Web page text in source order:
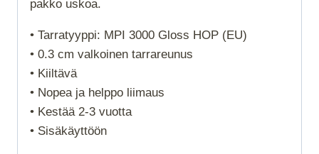
pakko uskoa.
• Tarratyyppi: MPI 3000 Gloss HOP (EU)
• 0.3 cm valkoinen tarrareunus
• Kiiltävä
• Nopea ja helppo liimaus
• Kestää 2-3 vuotta
• Sisäkäyttöön